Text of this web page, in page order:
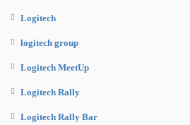
Logitech
logitech group
Logitech MeetUp
Logitech Rally
Logitech Rally Bar